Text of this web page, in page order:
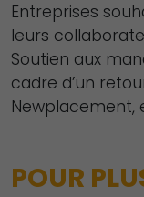
Entreprises
leurs
Soutien aux
cadre d’un
Newplacement,
POUR